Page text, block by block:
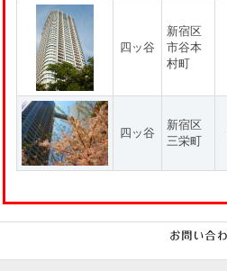
四ッ谷
新宿区
市谷本
村町
四ッ谷
新宿区
三栄町